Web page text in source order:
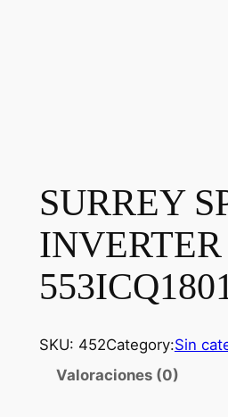
SURREY
SKU: 452Category:Sin
Valoraciones (0)